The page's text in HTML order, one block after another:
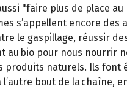
"faire plus de place au
s’appellent encore des
le gaspillage, réussir
au bio pour nous nourrir
produits naturels. Ils font
bout de la chaîne,